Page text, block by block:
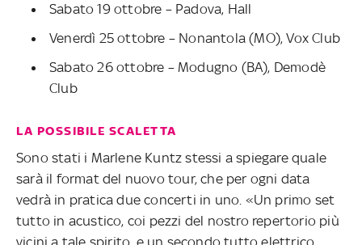
Sabato 19 ottobre – Padova, Hall
Venerdì 25 ottobre – Nonantola (MO), Vox Club
Sabato 26 ottobre – Modugno (BA), Demodè
Club
LA POSSIBILE SCALETTA
Sono stati i Marlene Kuntz stessi a spiegare quale
sarà il format del nuovo tour, che per ogni data
vedrà in pratica due concerti in uno. «Un primo set
tutto in acustico, coi pezzi del nostro repertorio più